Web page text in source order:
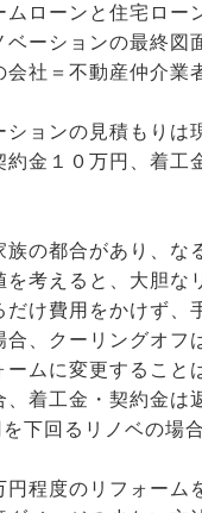
ムローンと住宅ロー
ベーションの最終図
会社＝不動産仲介
ションの見積もりは
約金１０万円、着工
族の都合があり、な
を考えると、大胆
だけ費用をかけず、
合、クーリングオ
ームに変更すること
、着工金・契約金は
を下回るリノベの場
円程度のリフォー